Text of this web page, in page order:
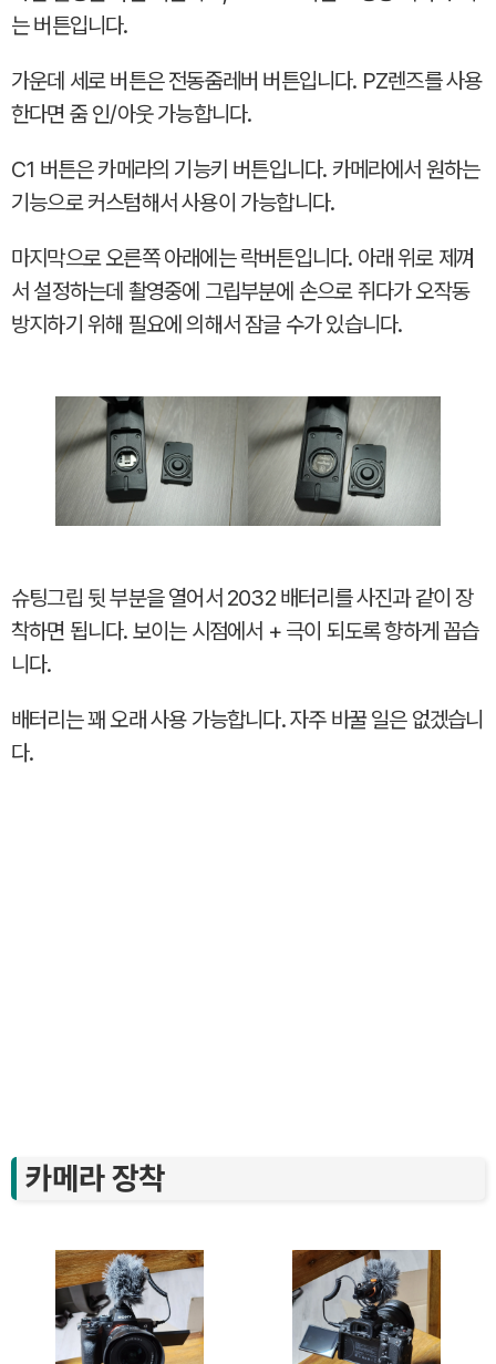
는 버튼입니다.
가운데 세로 버튼은 전동줌레버 버튼입니다. PZ렌즈를 사용
한다면 줌 인/아웃 가능합니다.
C1 버튼은 카메라의 기능키 버튼입니다. 카메라에서 원하는
기능으로 커스텀해서 사용이 가능합니다.
마지막으로 오른쪽 아래에는 락버튼입니다. 아래 위로 제껴
서 설정하는데 촬영중에 그립부분에 손으로 쥐다가 오작동
방지하기 위해 필요에 의해서 잠글 수가 있습니다.
슈팅그립 뒷 부분을 열어서 2032 배터리를 사진과 같이 장
착하면 됩니다. 보이는 시점에서 + 극이 되도록 향하게 꼽습
니다.
배터리는 꽤 오래 사용 가능합니다. 자주 바꿀 일은 없겠습니
다.
카메라 장착